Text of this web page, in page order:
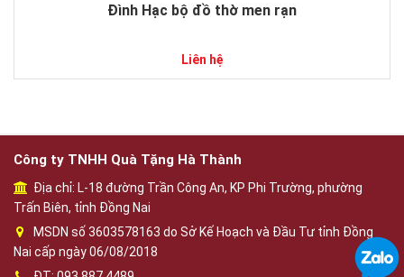
Đình Hạc bộ đồ thờ men rạn
Liên hệ
Công ty TNHH Quà Tặng Hà Thành
Địa chỉ: L-18 đường Trần Công An, KP Phi Trường, phường
Trấn Biên, tỉnh Đồng Nai
MSDN số 3603578163 do Sở Kế Hoạch và Đầu Tư tỉnh Đồng
Nai cấp ngày 06/08/2018